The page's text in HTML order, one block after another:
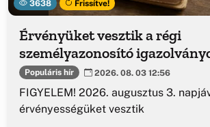
3638 Frissítve!
Érvényüket vesztik a régi
személyazonosító
Populáris hír 2026. 08. 03 12:56
FIGYELEM! 2026. augusztus 3.
érvényességüket vesztik